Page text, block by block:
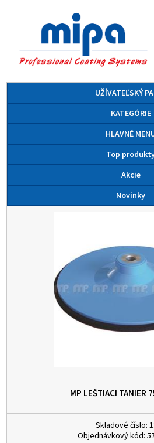
UŽÍVATEĽSKÝ
KATEGÓRIE
HLAVNÉ
Top
Akcie
Novinky
MP LEŠTIACI TANIER
Skladové číslo:
Objednávkový kód: